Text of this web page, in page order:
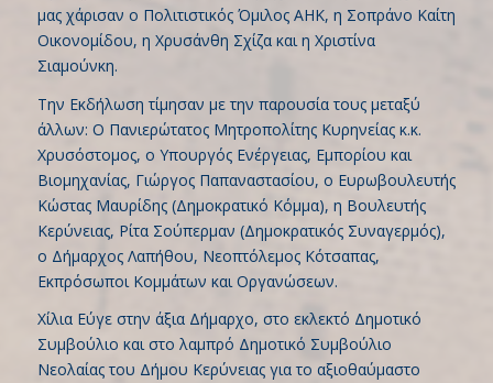
μας χάρισαν ο Πολιτιστικός Όμιλος ΑΗΚ, η Σοπράνο Καίτη
Οικονομίδου, η Χρυσάνθη Σχίζα και η Χριστίνα
Σιαμούνκη.
Την Εκδήλωση τίμησαν με την παρουσία τους μεταξύ
άλλων: Ο Πανιερώτατος Μητροπολίτης Κυρηνείας κ.κ.
Χρυσόστομος, ο Υπουργός Ενέργειας, Εμπορίου και
Βιομηχανίας, Γιώργος Παπαναστασίου, ο Ευρωβουλευτής
Κώστας Μαυρίδης (Δημοκρατικό Κόμμα), η Βουλευτής
Κερύνειας, Ρίτα Σούπερμαν (Δημοκρατικός Συναγερμός),
ο Δήμαρχος Λαπήθου, Νεοπτόλεμος Κότσαπας,
Εκπρόσωποι Κομμάτων και Οργανώσεων.
Χίλια Εύγε στην άξια Δήμαρχο, στο εκλεκτό Δημοτικό
Συμβούλιο και στο λαμπρό Δημοτικό Συμβούλιο
Νεολαίας του Δήμου Κερύνειας για το αξιοθαύμαστο